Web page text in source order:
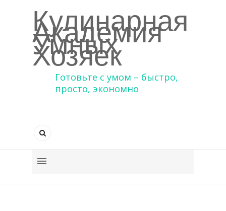
Кулинарная
Академия
Умных
Хозяек
Готовьте с умом – быстро,
просто, экономно